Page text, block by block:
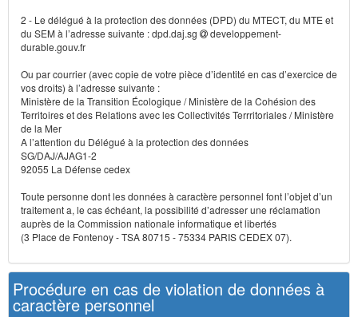
2 - Le délégué à la protection des données (DPD) du MTECT, du MTE et
du SEM à l’adresse suivante : dpd.daj.sg
developpement-
durable.gouv.fr
Ou par courrier (avec copie de votre pièce d’identité en cas d’exercice de
vos droits) à l’adresse suivante :
Ministère de la Transition Écologique / Ministère de la Cohésion des
Territoires et des Relations avec les Collectivités Terrritoriales / Ministère
de la Mer
A l’attention du Délégué à la protection des données
SG/DAJ/AJAG1-2
92055 La Défense cedex
Toute personne dont les données à caractère personnel font l’objet d’un
traitement a, le cas échéant, la possibilité d’adresser une réclamation
auprès de la Commission nationale informatique et libertés
(3 Place de Fontenoy - TSA 80715 - 75334 PARIS CEDEX 07).
Procédure en cas de violation de données à
caractère personnel